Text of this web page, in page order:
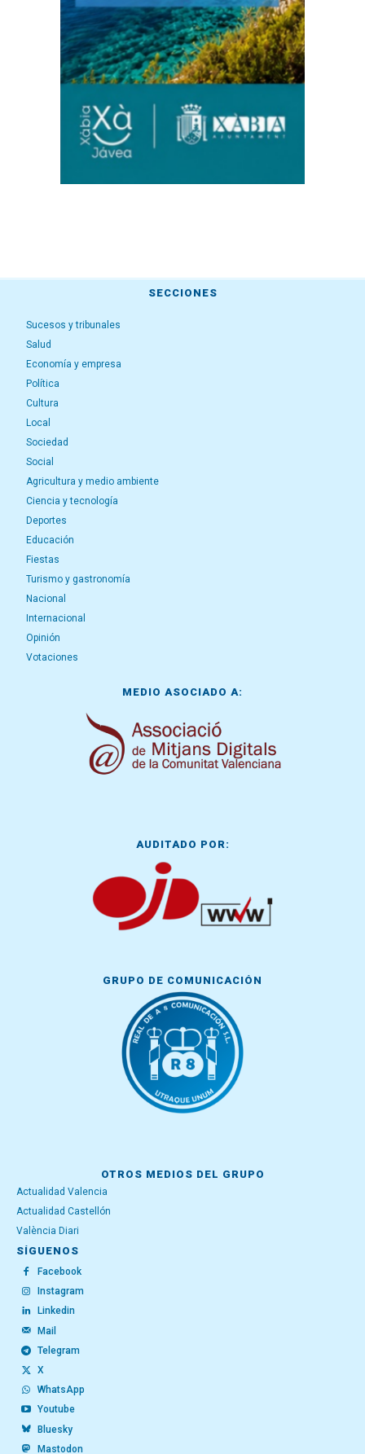
SECCIONES
Sucesos y tribunales
Salud
Economía y empresa
Política
Cultura
Local
Sociedad
Social
Agricultura y medio ambiente
Ciencia y tecnología
Deportes
Educación
Fiestas
Turismo y gastronomía
Nacional
Internacional
Opinión
Votaciones
MEDIO ASOCIADO A:
AUDITADO POR:
GRUPO DE COMUNICACIÓN
OTROS MEDIOS DEL GRUPO
Actualidad Valencia
Actualidad Castellón
València Diari
SÍGUENOS
Facebook
Instagram
Linkedin
Mail
Telegram
X
WhatsApp
Youtube
Bluesky
Mastodon